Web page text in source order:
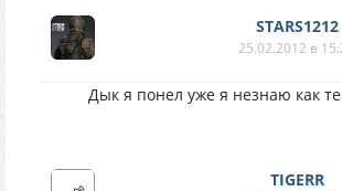
STARS1212
25.02.2012 в
Дык я понел уже я незнаю как
TIGERR